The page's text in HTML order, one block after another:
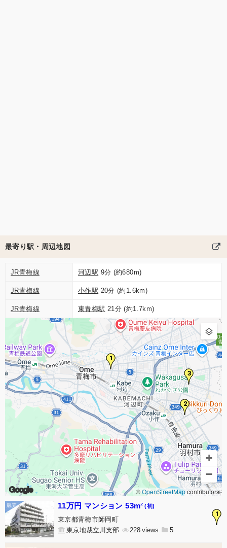
最寄り駅・周辺地図
JR青梅線 河辺駅 9分 (約680m)
JR青梅線 小作駅 20分 (約1.6km)
JR青梅線 東青梅駅 21分 (約1.7km)
1
2
3
Google
+
−
©OpenStreetMapcontributors
1
11万円 マンション 53m² (初)
東京都青梅市師岡町
東京地裁立川支部
228 5